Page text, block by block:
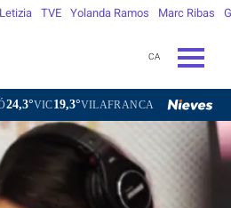
Letizia TVE Yolanda Ramos Marc Ribas
CA
19,3°VILAFRANCA DEL PENEDÈS22,5°